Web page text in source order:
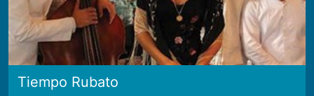
Tiempo Rubato